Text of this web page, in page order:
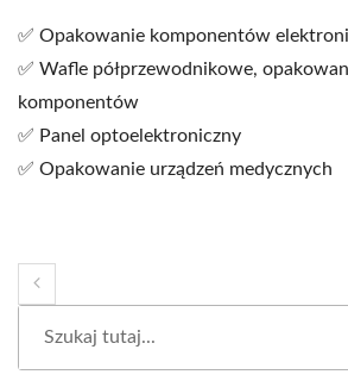
✅ Opakowanie komponentów
✅ Wafle półprzewodnikowe,
komponentów
✅ Panel optoelektroniczny
✅ Opakowanie urządzeń medycznych